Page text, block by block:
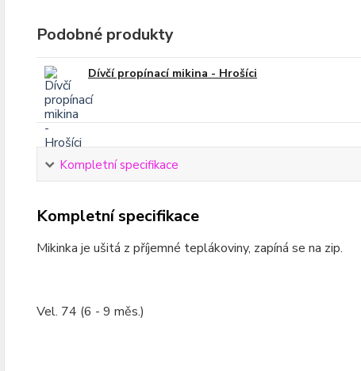
Podobné produkty
Dívčí propínací mikina - Hrošíci
Kompletní specifikace
Kompletní specifikace
Mikinka je ušitá z příjemné teplákoviny, zapíná se na zip.
Vel. 74 (6 - 9 měs.)